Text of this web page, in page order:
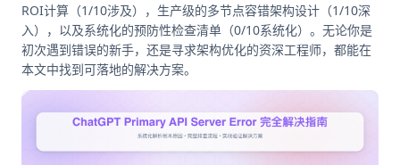
ROI计算（1/10涉及），生产级的多节点容错架构设计（1/10深
入），以及系统化的预防性检查清单（0/10系统化）。无论你是
初次遇到错误的新手，还是寻求架构优化的资深工程师，都能在
本文中找到可落地的解决方案。